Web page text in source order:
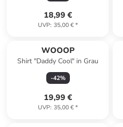
18,99 €
UVP: 35,00 €*
WOOOP
Shirt "Daddy Cool" in Grau
-42%
19,99 €
UVP: 35,00 €*